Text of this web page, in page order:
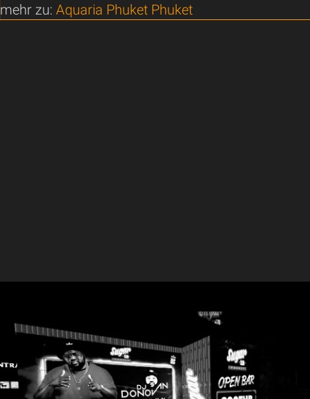
mehr zu:Aquaria Phuket Phuket